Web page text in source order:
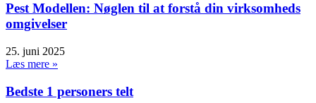
Pest Modellen: Nøglen til at forstå din virksomheds
omgivelser
25. juni 2025
Læs mere »
Bedste 1 personers telt